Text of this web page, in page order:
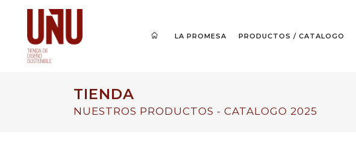
LA PROMESA PRODUCTOS / CATALOGO
TIENDA
NUESTROS PRODUCTOS - CATALOGO 2025